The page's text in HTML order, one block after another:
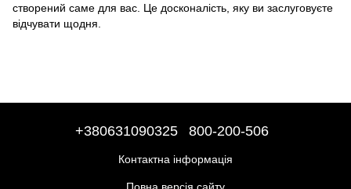
створений саме для вас. Це досконалість, яку ви заслуговуєте
відчувати щодня.
+380631090325 800-200-506
Контактна інформація